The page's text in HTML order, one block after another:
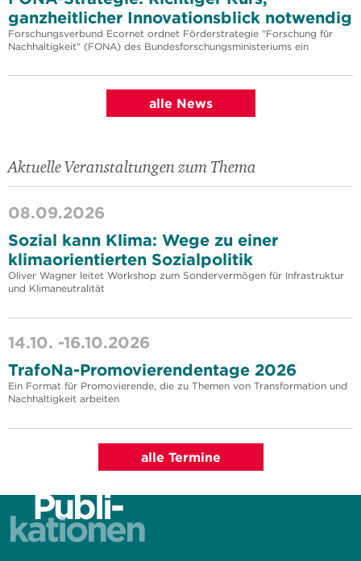
ganzheitlicher Innovationsblick notwendig
Forschungsverbund Ecornet ordnet Förderstrategie "Forschung für
Nachhaltigkeit" (FONA) des Bundesforschungsministeriums ein
alle News
Aktuelle Veranstaltungen zum Thema
08.09.2026
Sozial kann Klima: Wege zu einer
klimaorientierten Sozialpolitik
Oliver Wagner leitet Workshop zum Sondervermögen für Infrastruktur
und Klimaneutralität
14.10. -16.10.2026
TrafoNa-Promovierendentage 2026
Ein Format für Promovierende, die zu Themen von Transformation und
Nachhaltigkeit arbeiten
alle Termine
Publi-
kationen